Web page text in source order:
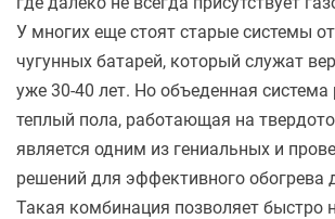
У многих еще стоят старые системы
чугунных батарей, который служат
уже 30-40 лет. Но объеденная система
теплый пола, работающая на
является одним из гениальных и
решений для эффективного обогрева
Такая комбинация позволяет быстро